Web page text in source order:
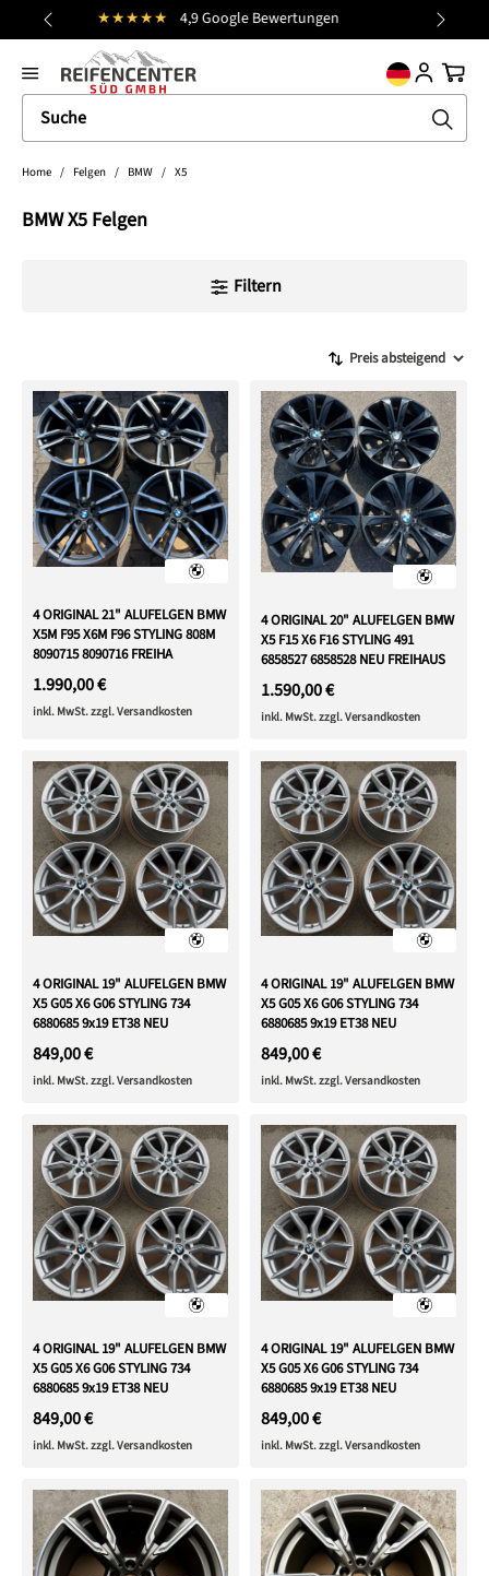
springen Kostenloser Versand (DE)
general.prev
Home / Felgen / BMW / X5
BMW X5 Felgen
Filtern
4 ORIGINAL 21" ALUFELGEN BMW
X5M F95 X6M F96 STYLING 808M
8090715 8090716 FREIHA
1.990,00 €
inkl. MwSt. zzgl. Versandkosten
4 ORIGINAL 20" ALUFELGEN BMW
X5 F15 X6 F16 STYLING 491
6858527 6858528 NEU FREIHAUS
1.590,00 €
inkl. MwSt. zzgl. Versandkosten
4 ORIGINAL 19" ALUFELGEN BMW
X5 G05 X6 G06 STYLING 734
6880685 9x19 ET38 NEU
849,00 €
inkl. MwSt. zzgl. Versandkosten
4 ORIGINAL 19" ALUFELGEN BMW
X5 G05 X6 G06 STYLING 734
6880685 9x19 ET38 NEU
849,00 €
inkl. MwSt. zzgl. Versandkosten
4 ORIGINAL 19" ALUFELGEN BMW
X5 G05 X6 G06 STYLING 734
6880685 9x19 ET38 NEU
849,00 €
inkl. MwSt. zzgl. Versandkosten
4 ORIGINAL 19" ALUFELGEN BMW
X5 G05 X6 G06 STYLING 734
6880685 9x19 ET38 NEU
849,00 €
inkl. MwSt. zzgl. Versandkosten